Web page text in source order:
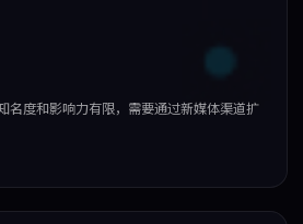
名度和影响力有限，需要通过新媒体渠道扩